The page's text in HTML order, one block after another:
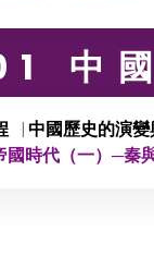
中國
中國歷史的演
國時代（一）─秦